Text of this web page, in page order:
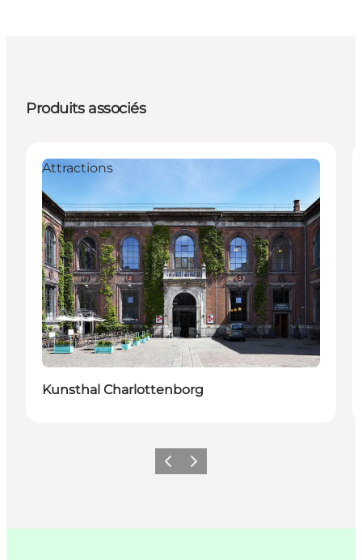
Produits associés
Attractions
Kunsthal Charlottenborg
PrécédentSuivant